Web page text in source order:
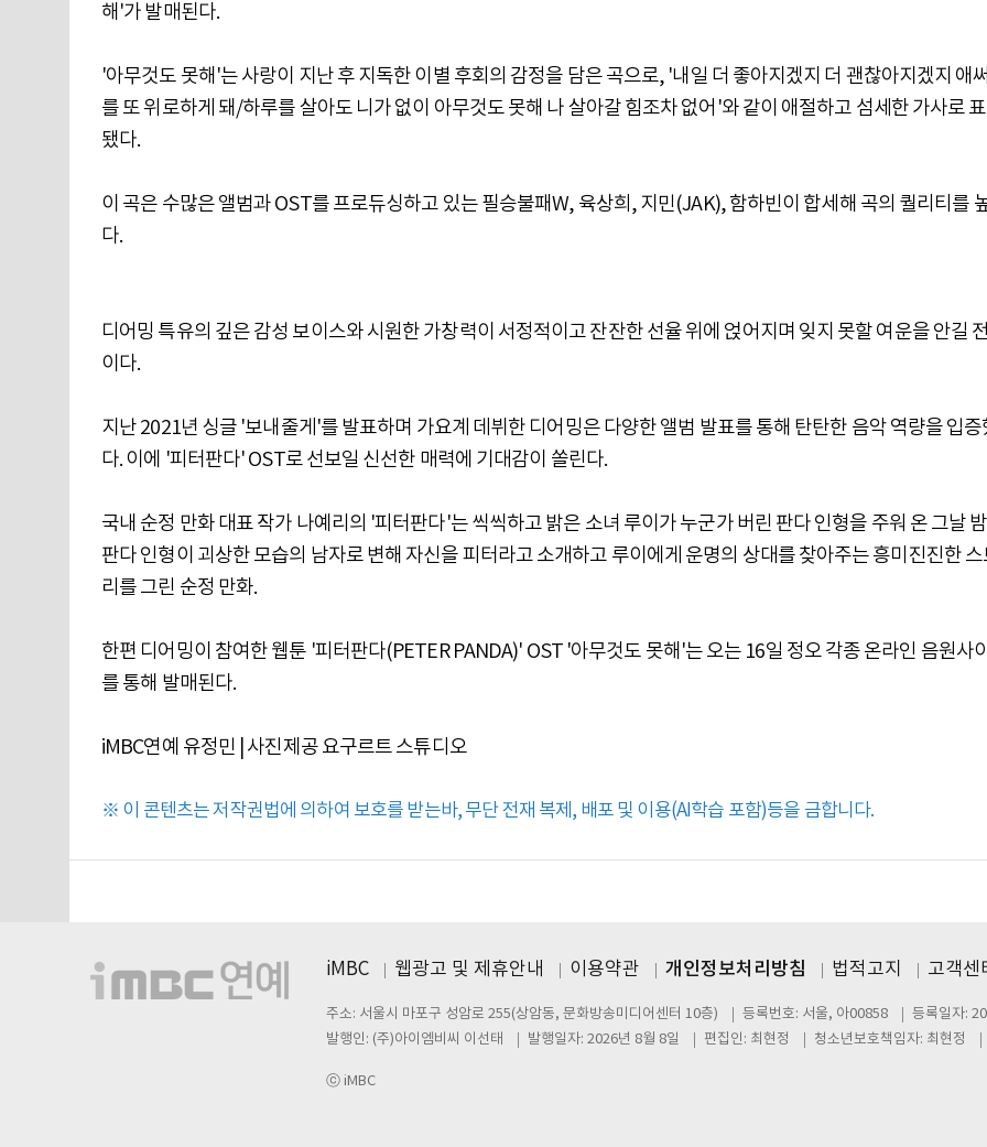
해'가 발매된다.
'아무것도 못해'는 사랑이 지난 후 지독한 이별 후회의 감정을 담은 곡으로, '내일 더 좋아지겠지 더 괜찮아지겠지 애
를 또 위로하게 돼/하루를 살아도 니가 없이 아무것도 못해 나 살아갈 힘조차 없어'와 같이 애절하고 섬세한 가사로
됐다.
이 곡은 수많은 앨범과 OST를 프로듀싱하고 있는 필승불패W, 육상희, 지민(JAK), 함하빈이 합세해 곡의 퀄리티를
다.
디어밍 특유의 깊은 감성 보이스와 시원한 가창력이 서정적이고 잔잔한 선율 위에 얹어지며 잊지 못할 여운을 안길
이다.
지난 2021년 싱글 '보내줄게'를 발표하며 가요계 데뷔한 디어밍은 다양한 앨범 발표를 통해 탄탄한 음악 역량을 입증
다. 이에 '피터판다' OST로 선보일 신선한 매력에 기대감이 쏠린다.
국내 순정 만화 대표 작가 나예리의 '피터판다'는 씩씩하고 밝은 소녀 루이가 누군가 버린 판다 인형을 주워 온 그날
판다 인형이 괴상한 모습의 남자로 변해 자신을 피터라고 소개하고 루이에게 운명의 상대를 찾아주는 흥미진진한
리를 그린 순정 만화.
한편 디어밍이 참여한 웹툰 '피터판다(PETER PANDA)' OST '아무것도 못해'는 오는 16일 정오 각종 온라인 음원사
를 통해 발매된다.
iMBC연예 유정민 | 사진제공 요구르트 스튜디오
※ 이 콘텐츠는 저작권법에 의하여 보호를 받는바, 무단 전재 복제, 배포 및 이용(AI학습 포함)등을 금합니다.
iMBC 웹광고 및 제휴안내 이용약관 개인정보처리방침 법적고지 고객센
주소: 서울시 마포구 성암로 255(상암동, 문화방송미디어센터 10층) 등록번호: 서울, 아00858
등록일자:
발행인: (주)아이엠비씨 이선태
발행일자: 2026년 8월 8일 편집인: 최현정 청소년보호책임자: 최현정
ⓒ iMBC